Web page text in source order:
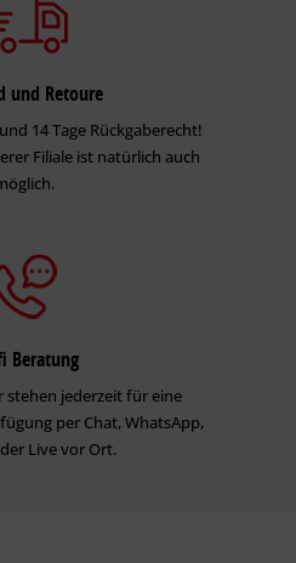
und Retoure
14 Tage Rückgaberecht!
Filiale ist natürlich auch
Beratung
stehen jederzeit für eine
per Chat, WhatsApp,
Live vor Ort.